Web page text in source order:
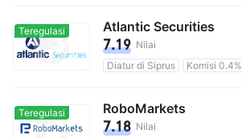
Teregulasi Atlantic Securities
7.19 Nilai
Diatur di Siprus
Komisi 0.4%
Teregulasi RoboMarkets
7.18 Nilai